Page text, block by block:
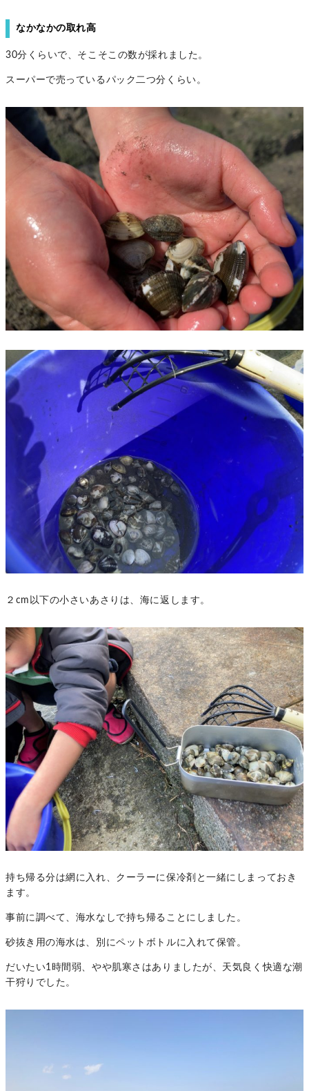
なかなかの取れ高
30分くらいで、そこそこの数が採れました。
スーパーで売っているパック二つ分くらい。
２cm以下の小さいあさりは、海に返します。
持ち帰る分は網に入れ、クーラーに保冷剤と一緒にしまっておき
ます。
事前に調べて、海水なしで持ち帰ることにしました。
砂抜き用の海水は、別にペットボトルに入れて保管。
だいたい1時間弱、やや肌寒さはありましたが、天気良く快適な潮
干狩りでした。